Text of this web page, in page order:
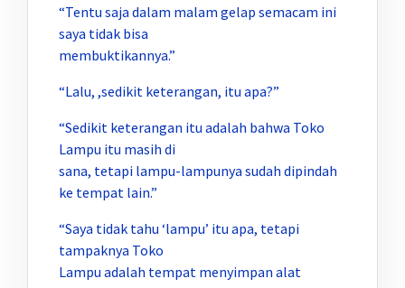
“Tentu saja dalam malam gelap semacam ini
saya tidak bisa
membuktikannya.”
“Lalu, ,sedikit keterangan, itu apa?”
“Sedikit keterangan itu adalah bahwa Toko
Lampu itu masih di
sana, tetapi lampu-lampunya sudah dipindah
ke tempat lain.”
“Saya tidak tahu ‘lampu’ itu apa, tetapi
tampaknya Toko
Lampu adalah tempat menyimpan alat